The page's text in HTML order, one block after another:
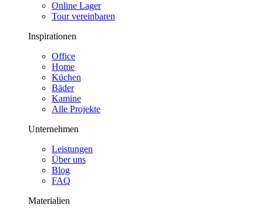
Online Lager
Tour vereinbaren
Inspirationen
Office
Home
Küchen
Bäder
Kamine
Alle Projekte
Unternehmen
Leistungen
Über uns
Blog
FAQ
Materialien